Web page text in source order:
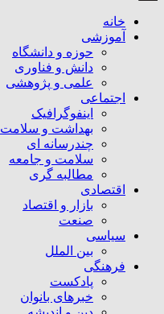
خانه
آموزشی
حوزه و دانشگاه
دانش و فناوری
علمی و پژوهشی
اجتماعی
اینفوگرافیک
بهداشت و سلامت
چندرسانه ای
سلامت و جامعه
مطالبه گری
اقتصادی
بازار و اقتصاد
صنعت
سیاسی
بین الملل
فرهنگی
پادکست
خبرهای بانوان